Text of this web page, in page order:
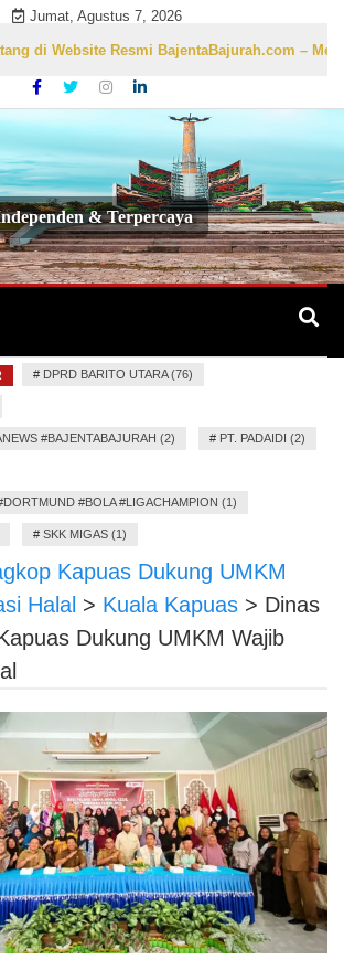
Jumat, Agustus 7, 2026
Website Resmi BajentaBajurah.com – Media
& Terpercaya
# DPRD BARITO UTARA (76)
#BAJENTABAJURAH (2) # PT. PADAIDI (2)
#BOLA #LIGACHAMPION (1)
# SKK MIGAS (1)
Kapuas Dukung UMKM
Halal > Kuala Kapuas > Dinas
Dukung UMKM Wajib